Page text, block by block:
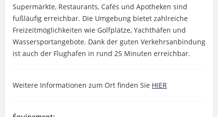
Supermärkte, Restaurants, Cafés und Apotheken sind
fußläufig erreichbar. Die Umgebung bietet zahlreiche
Freizeitmöglichkeiten wie Golfplätze, Yachthäfen und
Wassersportangebote. Dank der guten Verkehrsanbindung
ist auch der Flughafen in rund 25 Minuten erreichbar.
Weitere Informationen zum Ort finden Sie HIER